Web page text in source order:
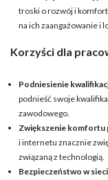
troski o rozwój i
na ich zaangażowanie i
Korzyści dla
Podniesienie
podnieść swoje
zawodowego.
Zwiększenie komfortu
i internetu znacznie
związaną z technologią.
Bezpieczeństwo w